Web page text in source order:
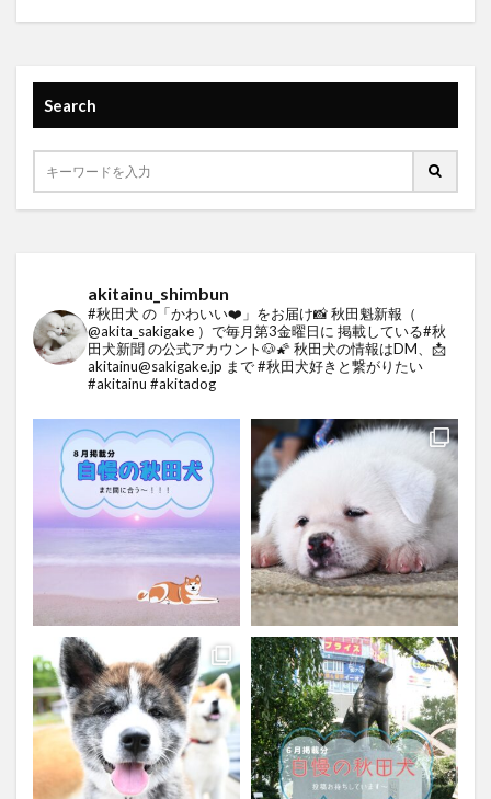
Search
akitainu_shimbun
#秋田犬 の「かわいい❤️」をお届け📸秋田魁新報（
@akita_sakigake ）で毎月第3金曜日に 掲載している#秋
田犬新聞 の公式アカウント🐶🌠 秋田犬の情報はDM、📩
akitainu@sakigake.jp まで#秋田犬好きと繋がりたい
#akitainu #akitadog